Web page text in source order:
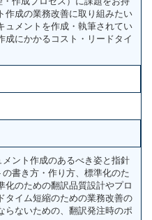
作成の業務改善に取り組みたい
ュメントを作成・執筆されてい
成にかかるコスト・リードタイ
ント作成のあるべき姿と指針
書き方・作り方、標準化のた
化のための翻訳品質設計やプロ
タイム短縮のための業務改善の
らないための、翻訳発注時のポ